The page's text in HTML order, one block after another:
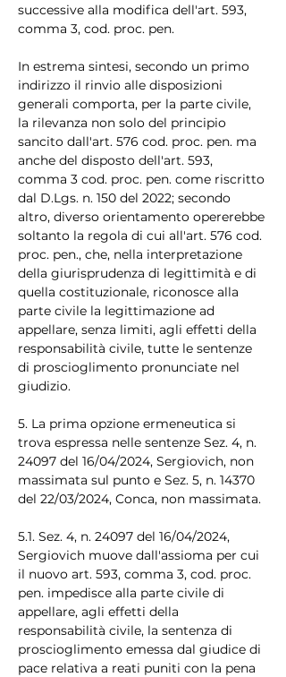
successive alla modifica dell'art. 593,
comma 3, cod. proc. pen.
In estrema sintesi, secondo un primo
indirizzo il rinvio alle disposizioni
generali comporta, per la parte civile,
la rilevanza non solo del principio
sancito dall'art. 576 cod. proc. pen. ma
anche del disposto dell'art. 593,
comma 3 cod. proc. pen. come riscritto
dal D.Lgs. n. 150 del 2022; secondo
altro, diverso orientamento opererebbe
soltanto la regola di cui all'art. 576 cod.
proc. pen., che, nella interpretazione
della giurisprudenza di legittimità e di
quella costituzionale, riconosce alla
parte civile la legittimazione ad
appellare, senza limiti, agli effetti della
responsabilità civile, tutte le sentenze
di proscioglimento pronunciate nel
giudizio.
5. La prima opzione ermeneutica si
trova espressa nelle sentenze Sez. 4, n.
24097 del 16/04/2024, Sergiovich, non
massimata sul punto e Sez. 5, n. 14370
del 22/03/2024, Conca, non massimata.
5.1. Sez. 4, n. 24097 del 16/04/2024,
Sergiovich muove dall'assioma per cui
il nuovo art. 593, comma 3, cod. proc.
pen. impedisce alla parte civile di
appellare, agli effetti della
responsabilità civile, la sentenza di
proscioglimento emessa dal giudice di
pace relativa a reati puniti con la pena